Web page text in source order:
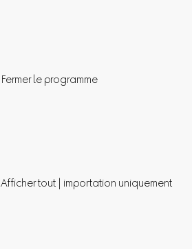
Fermer le programme
Afficher tout | importation uniquement